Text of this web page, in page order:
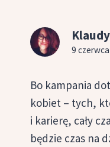
9
Bo kampania
kobiet – tych,
i karierę, cały
będzie czas na